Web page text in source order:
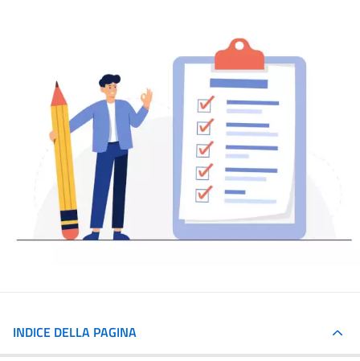
INDICE DELLA PAGINA